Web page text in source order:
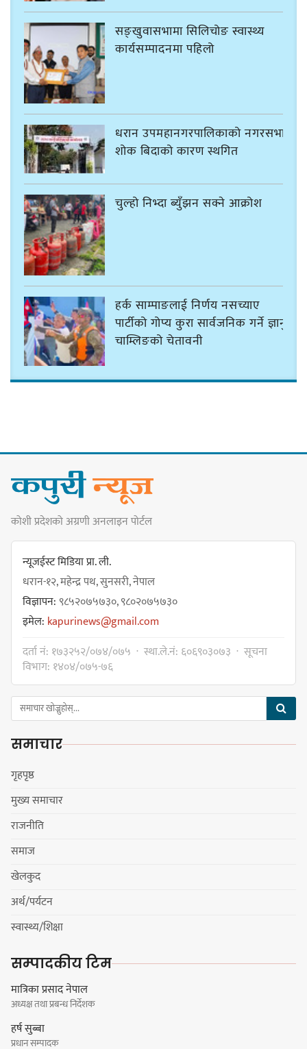
सङ्खुवासभामा सिलिचोङ स्वास्थ्य
कार्यसम्पादनमा पहिलो
धरान उपमहानगरपालिकाको नगरसभा
शोक बिदाको कारण स्थगित
चुल्हो निभ्दा ब्युँझन सक्ने आक्रोश
हर्क साम्पाङलाई निर्णय नसच्याए
पार्टीको गोप्य कुरा सार्वजनिक गर्ने ज्ञानु
चाम्लिङको चेतावनी
नयाँ सेउती पूल नजिक दुर्घटनाको
जोखिमको ट्राफिक सचेतना गराउँदै
सिलाम साक्मा
किराँती खम्बुका सन्तानहरू :
स्वपहिचानविहीन राई बन्ने कि
स्वपहिचानसहित 'राउटे !'
नेपाली काँग्रेस सभापति गगन थापालाई
सुनसरीका कार्यकर्ताको आग्रह
कोशी प्रदेशको अग्रणी अनलाइन पोर्टल
न्यूजईस्ट मिडिया प्रा. ली.
धरान-१२, महेन्द्र पथ, सुनसरी, नेपाल
विज्ञापन:९८५२०७५७३०, ९८०२०७५७३०
इमेल: kapurinews@gmail.com
दर्ता नं: १७३२५२/०७४/०७५ · स्था.ले.नं: ६०६९०३०७३ · सूचना
विभाग: १४०४/०७५-७६
समाचार
गृहपृष्ठ
मुख्य समाचार
राजनीति
समाज
खेलकुद
अर्थ/पर्यटन
स्वास्थ्य/शिक्षा
सम्पादकीय टिम
मात्रिका प्रसाद नेपाल
अध्यक्ष तथा प्रबन्ध निर्देशक
हर्ष सुब्बा
प्रधान सम्पादक